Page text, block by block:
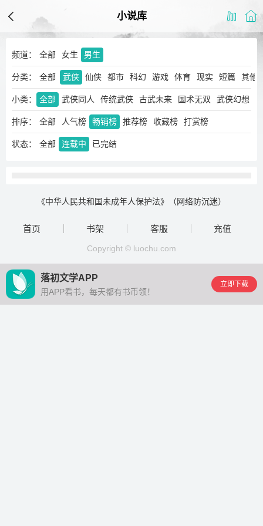
小说库
频道： 全部 女生 男生
分类： 全部
玄幻 奇幻 武侠 仙侠 都市 科幻 游戏 体育 现实 短篇 其他
小类： 全部 武侠同人 传统武侠 古武未来 国术无双 武侠幻想
排序： 全部 人气榜 畅销榜 推荐榜 收藏榜 打赏榜
状态： 全部 连载中 已完结
《中华人民共和国未成年人保护法》（网络防沉迷）
首页 书架 客服 充值
Copyright © luochu.com
落初文学APP
用APP看书，每天都有书币领！
立即下载